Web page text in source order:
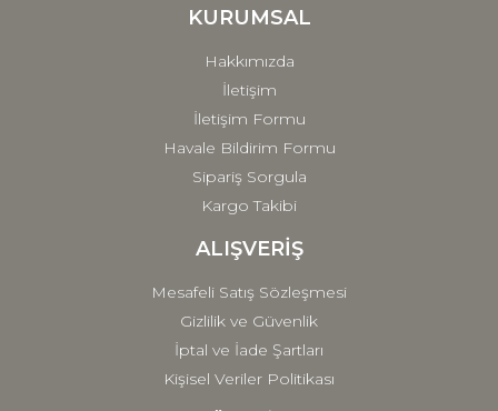
Ürün fiyatı diğer sitelerden daha pahalı.
Gönder
KURUMSAL
Hakkımızda
İletişim
İletişim Formu
Havale Bildirim Formu
Sipariş Sorgula
Kargo Takibi
ALIŞVERİŞ
Mesafeli Satış Sözleşmesi
Gizlilik ve Güvenlik
İptal ve İade Şartları
Kişisel Veriler Politikası